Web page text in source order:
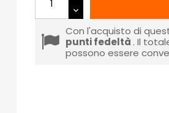
Con l'acquisto di
punti fedeltà . Il
possono essere